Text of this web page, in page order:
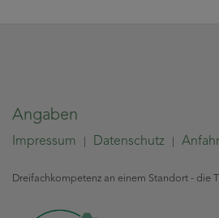
Angaben
Impressum Datenschutz
Dreifachkompetenz an einem Standort - die